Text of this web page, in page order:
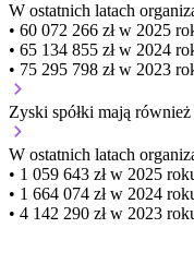
W ostatnich latach
• 60 072 266 zł w 2025
• 65 134 855 zł w 2024
• 75 295 798 zł w 2023
Zyski spółki mają również
W ostatnich latach
• 1 059 643 zł w 2025
• 1 664 074 zł w 2024
• 4 142 290 zł w 2023